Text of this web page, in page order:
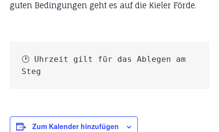
guten Bedingungen geht es auf die Kieler Förde.
🕑 Uhrzeit gilt für das Ablegen am
Steg
Zum Kalender hinzufügen